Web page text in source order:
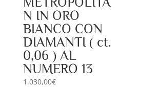
N IN ORO
BIANCO CON
DIAMANTI ( ct.
0,06 ) AL
NUMERO 13
1.030,00€